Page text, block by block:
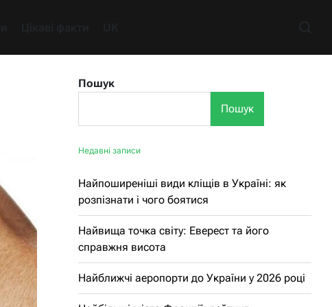
Пошук
Пошук
Недавні записи
Найпоширеніші види кліщів в Україні: як
розпізнати і чого боятися
Найвища точка світу: Еверест та його
справжня висота
Найближчі аеропорти до України у 2026 році